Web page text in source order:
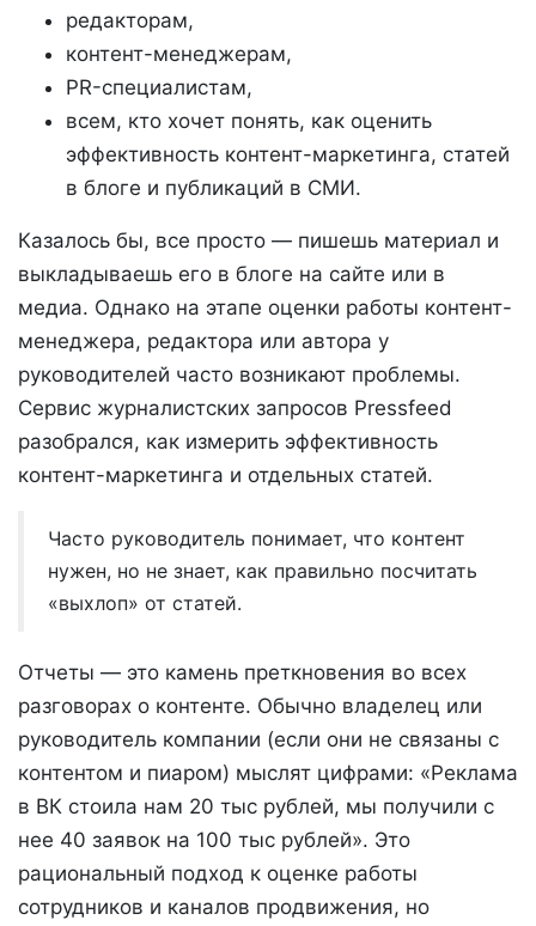
редакторам,
контент-менеджерам,
PR-специалистам,
всем, кто хочет понять, как оценить
эффективность контент-маркетинга, статей
в блоге и публикаций в СМИ.
Казалось бы, все просто — пишешь материал и
выкладываешь его в блоге на сайте или в
медиа. Однако на этапе оценки работы контент-
менеджера, редактора или автора у
руководителей часто возникают проблемы.
Сервис журналистских запросов Pressfeed
разобрался, как измерить эффективность
контент-маркетинга и отдельных статей.
Часто руководитель понимает, что контент
нужен, но не знает, как правильно посчитать
«выхлоп» от статей.
Отчеты — это камень преткновения во всех
разговорах о контенте. Обычно владелец или
руководитель компании (если они не связаны с
контентом и пиаром) мыслят цифрами: «Реклама
в ВК стоила нам 20 тыс рублей, мы получили с
нее 40 заявок на 100 тыс рублей». Это
рациональный подход к оценке работы
сотрудников и каналов продвижения, но